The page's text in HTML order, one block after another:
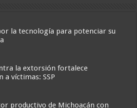
la tecnología para potenciar su
la extorsión fortalece
a víctimas: SSP
productivo de Michoacán con